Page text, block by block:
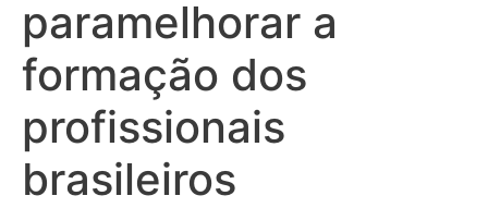
paramelhorar a
formação dos
profissionais
brasileiros